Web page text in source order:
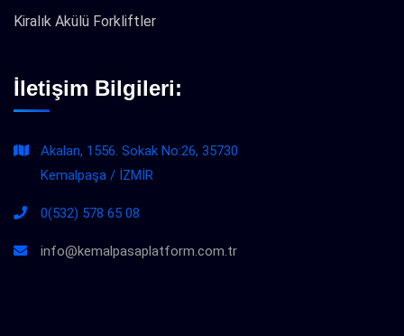
Kiralık Akülü Forkliftler
İletişim Bilgileri:
Akalan, 1556. Sokak No:26, 35730
Kemalpaşa / İZMİR
0(532) 578 65 08
info@kemalpasaplatform.com.tr